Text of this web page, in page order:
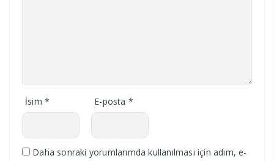
İsim * E-posta *
Daha sonraki yorumlarımda kullanılması için adım, e-